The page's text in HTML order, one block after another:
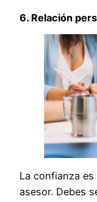
6. Relación
La confianza
asesor. Debes